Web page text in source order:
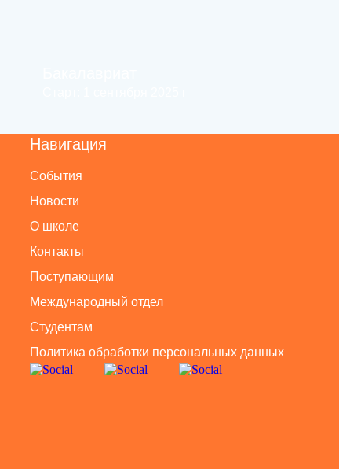
Навигация
События
Новости
О школе
Контакты
Поступающим
Международный отдел
Студентам
Политика обработки персональных данных